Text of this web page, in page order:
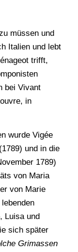
müssen und
Italien und lebt
trifft,
bei Vivant
in
wurde Vigée
und in die
1789)
von Maria
von Marie
Luisa und
sich später
Grimassen